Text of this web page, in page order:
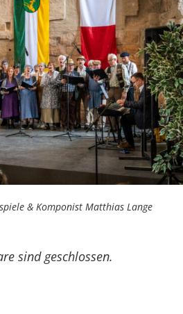
& Komponist Matthias Lange
sind geschlossen.